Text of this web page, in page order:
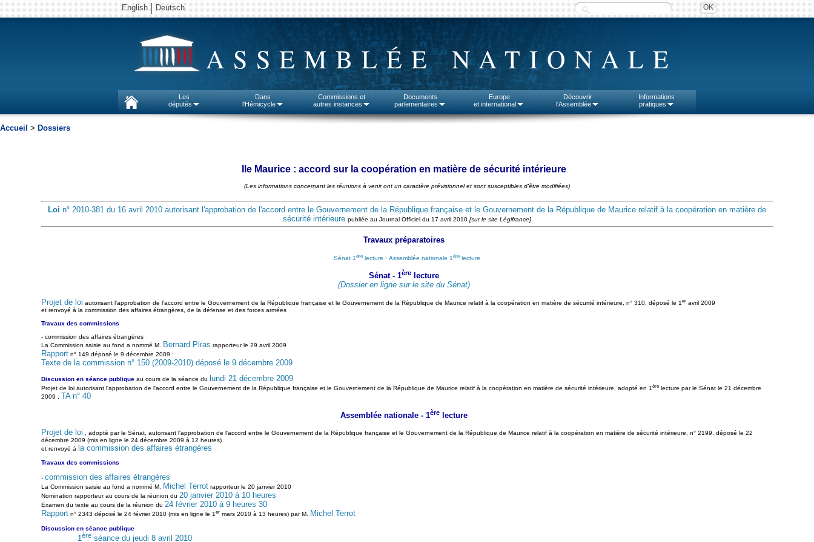
English Deutsch
ASSEMBLÉE NATIONALE
Les
députés
Dans
l'Hémicycle
Commissions et
autres instances
Documents
parlementaires
Europe
et international
Découvrir
l'Assemblée
Informations
pratiques
Accueil > Dossiers
Ile Maurice : accord sur la coopération en matière de sécurité intérieure
(Les informations concernant les réunions à venir ont un caractère prévisionnel et sont susceptibles d'être modifiées)
Loi n° 2010-381 du 16 avril 2010 autorisant l'approbation de l'accord entre le Gouvernement de la République française et le Gouvernement de la République de Maurice relatif à la coopération en matière de
sécurité intérieure publiée au Journal Officiel du 17 avril 2010 [sur le site Légifrance]
Travaux préparatoires
Sénat 1 ère lecture - Assemblée nationale 1 ère lecture
Sénat - 1ère
lecture
(Dossier en ligne sur le site du Sénat)
Projet de loi autorisant l'approbation de l'accord entre le Gouvernement de la République française et le Gouvernement de la République de Maurice relatif à la coopération en matière de sécurité intérieure, n° 310, déposé le 1 eravril 2009
et renvoyé à la commission des affaires étrangères, de la défense et des forces armées
Travaux des commissions
- commission des affaires étrangères
La Commission saisie au fond a nommé M.
Bernard Piras rapporteur le 29 avril 2009
Rapportn° 149 déposé le 9 décembre 2009 :
Texte de la commission n° 150 (2009-2010) déposé le 9 décembre 2009
Discussion en séance publiqueau cours de la séance du lundi 21 décembre 2009
Projet de loi autorisant l'approbation de l'accord entre le Gouvernement de la République française et le Gouvernement de la République de Maurice relatif à la coopération en matière de sécurité intérieure, adopté en 1èrelecture par le Sénat le 21 décembre
2009 , TA n° 40
Assemblée nationale - 1ère
lecture
Projet de loi , adopté par le Sénat, autorisant l'approbation de l'accord entre le Gouvernement de la République française et le Gouvernement de la République de Maurice relatif à la coopération en matière de sécurité intérieure, n° 2199, déposé le 22
décembre 2009 (mis en ligne le 24 décembre 2009 à 12 heures)
et renvoyé à la commission des affaires étrangères
Travaux des commissions
- commission des affaires étrangères
La Commission saisie au fond a nommé M. Michel Terrotrapporteur le 20 janvier 2010
Nomination rapporteur au cours de la réunion du 20 janvier 2010 à 10 heures
Examen du texte au cours de la réunion du 24 février 2010 à 9 heures 30
Rapportn° 2343 déposé le 24 février 2010 (mis en ligne le 1er mars 2010 à 13 heures) par M. Michel Terrot
Discussion en séance publique
1ère séance du jeudi 8 avril 2010